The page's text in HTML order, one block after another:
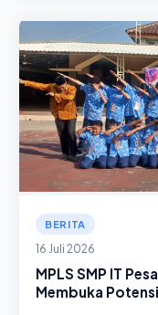
BERITA
16 Juli 2026
MPLS SMP IT
Membuka